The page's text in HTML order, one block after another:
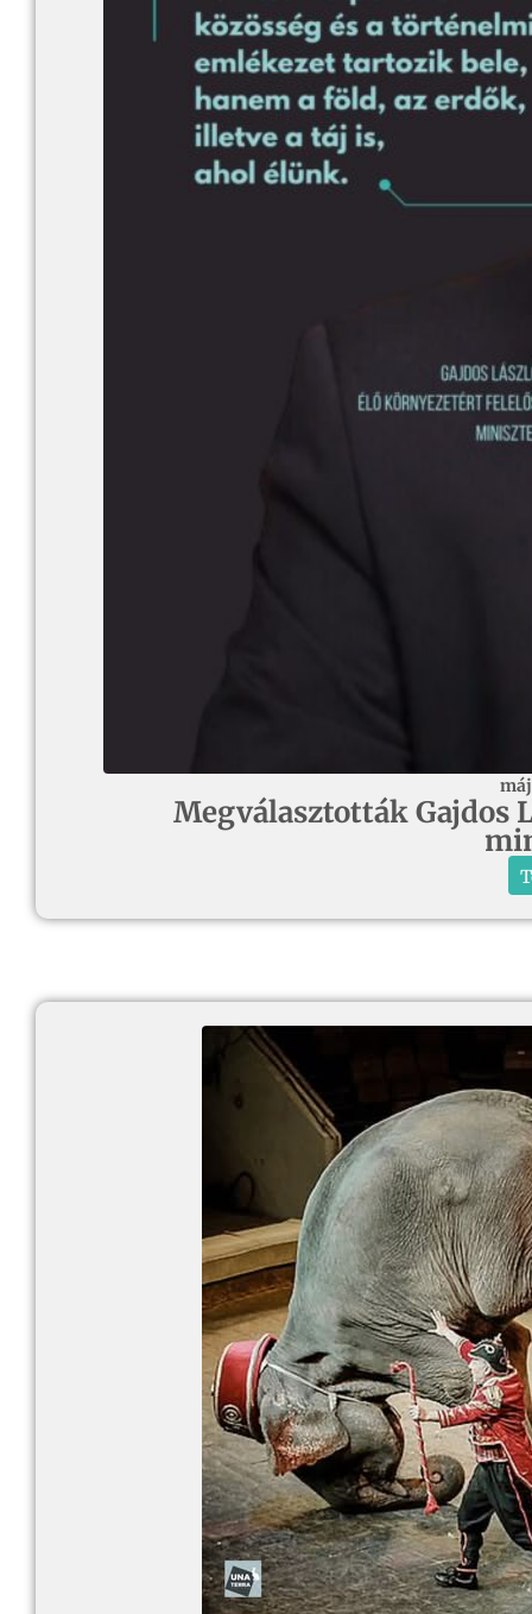
Megválasztották Gajdos